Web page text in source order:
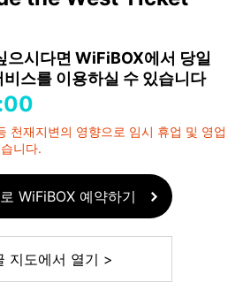
시다면 WiFiBOX에서 당일
스를 이용하실 수 있습니다
천재지변의 영향으로 임시 휴업 및 영업
니다.
WiFiBOX 예약하기
지도에서 열기 >